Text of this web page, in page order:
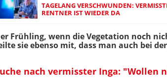
TAGELANG VERSCHWUNDEN:
RENTNER IST WIEDER DA
Frühling, wenn die Vegetation noch
sie ebenso mit, dass man auch bei
nach vermisster Inga: "Wollen